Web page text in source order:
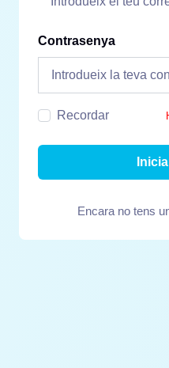
Contrasenya
Recordar
Encara no tens